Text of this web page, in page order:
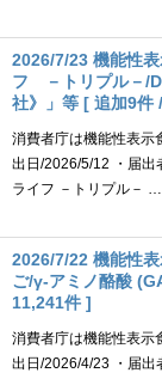
2026/7/23 機能性
フ －トリプル－/
社》」等 [ 追加9件
消費者庁は機能性表示
出日/2026/5/12 ・届出
ライフ －トリプル－
2026/7/22 機能性
ご/γ-アミノ酪酸
11,241件 ]
消費者庁は機能性表示
出日/2026/4/23 ・届出